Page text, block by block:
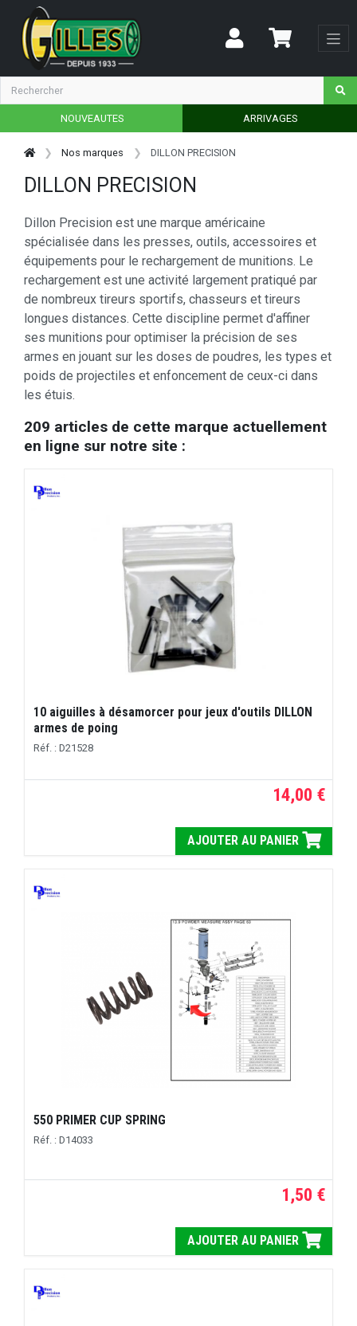
NOUVEAUTES ARRIVAGES
Nos marques DILLON PRECISION
DILLON PRECISION
Dillon Precision est une marque américaine
spécialisée dans les presses, outils, accessoires et
équipements pour le rechargement de munitions. Le
rechargement est une activité largement pratiqué par
de nombreux tireurs sportifs, chasseurs et tireurs
longues distances. Cette discipline permet d'affiner
ses munitions pour optimiser la précision de ses
armes en jouant sur les doses de poudres, les types et
poids de projectiles et enfoncement de ceux-ci dans
les étuis.
209 articles de cette marque actuellement
en ligne sur notre site :
10 aiguilles à désamorcer pour jeux d'outils DILLON
armes de poing
Réf. : D21528
14,00 €
AJOUTER AU PANIER
550 PRIMER CUP SPRING
Réf. : D14033
1,50 €
AJOUTER AU PANIER